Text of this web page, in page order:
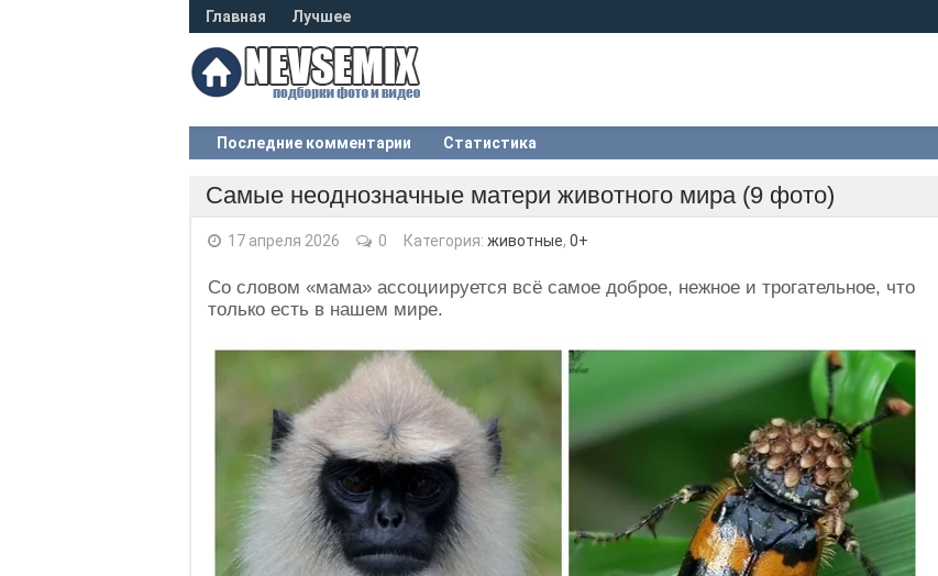
Главная Лучшее
Последние комментарии Статистика
Самые неоднозначные матери животного мира (9 фото)
17 апреля 2026 0 Категория: животные, 0+
Со словом «мама» ассоциируется всё самое доброе, нежное и трогательное, что
только есть в нашем мире.